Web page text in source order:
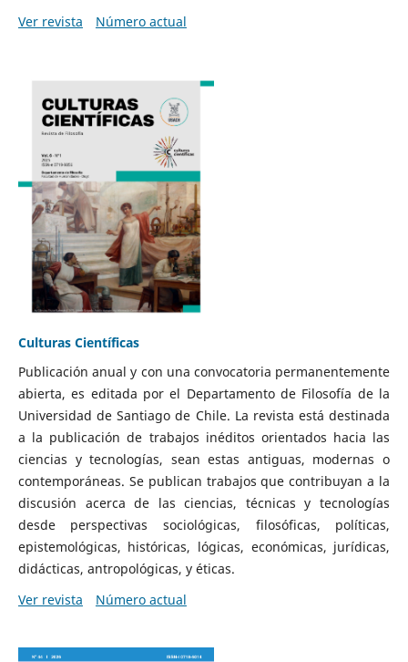
Ver revista
Número actual
Culturas Científicas
Publicación anual y con una convocatoria permanentemente
abierta, es editada por el Departamento de Filosofía de la
Universidad de Santiago de Chile. La revista está destinada
a la publicación de trabajos inéditos orientados hacia las
ciencias y tecnologías, sean estas antiguas, modernas o
contemporáneas. Se publican trabajos que contribuyan a la
discusión acerca de las ciencias, técnicas y tecnologías
desde perspectivas sociológicas, filosóficas, políticas,
epistemológicas, históricas, lógicas, económicas, jurídicas,
didácticas, antropológicas, y éticas.
Ver revista
Número actual